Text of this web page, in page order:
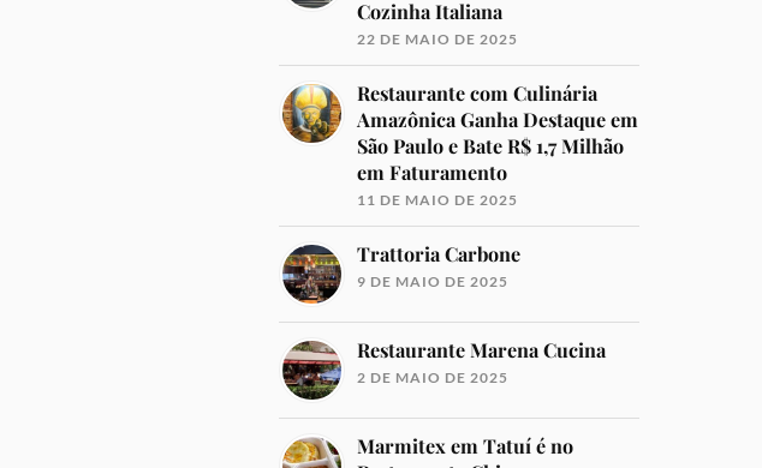
Cozinha Italiana
22 DE MAIO DE 2025
Restaurante com Culinária
Amazônica Ganha Destaque em
São Paulo e Bate R$ 1,7 Milhão
em Faturamento
11 DE MAIO DE 2025
Trattoria Carbone
9 DE MAIO DE 2025
Restaurante Marena Cucina
2 DE MAIO DE 2025
Marmitex em Tatuí é no